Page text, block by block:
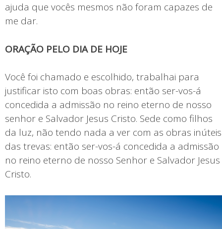
ajuda que vocês mesmos não foram capazes de
me dar.
ORAÇÃO PELO DIA DE HOJE
Você foi chamado e escolhido, trabalhai para
justificar isto com boas obras: então ser-vos-á
concedida a admissão no reino eterno de nosso
senhor e Salvador Jesus Cristo. Sede como filhos
da luz, não tendo nada a ver com as obras inúteis
das trevas: então ser-vos-á concedida a admissão
no reino eterno de nosso Senhor e Salvador Jesus
Cristo.